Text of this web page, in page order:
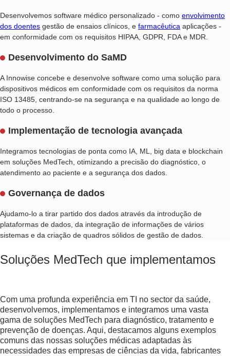
Desenvolvemos software médico personalizado - como envolvimento
dos doentes gestão de ensaios clínicos, e farmacêutica aplicações -
em conformidade com os requisitos HIPAA, GDPR, FDA e MDR.
Desenvolvimento do SaMD
A Innowise concebe e desenvolve software como uma solução para
dispositivos médicos em conformidade com os requisitos da norma
ISO 13485, centrando-se na segurança e na qualidade ao longo de
todo o processo.
Implementação de tecnologia avançada
Integramos tecnologias de ponta como IA, ML, big data e blockchain
em soluções MedTech, otimizando a precisão do diagnóstico, o
atendimento ao paciente e a segurança dos dados.
Governança de dados
Ajudamo-lo a tirar partido dos dados através da introdução de
plataformas de dados, da integração de informações de vários
sistemas e da criação de quadros sólidos de gestão de dados.
Soluções MedTech que implementamos
Com uma profunda experiência em TI no sector da saúde,
desenvolvemos, implementamos e integramos uma vasta
gama de soluções MedTech para diagnóstico, tratamento e
prevenção de doenças. Aqui, destacamos alguns exemplos
comuns das nossas soluções médicas adaptadas às
necessidades das empresas de ciências da vida, fabricantes